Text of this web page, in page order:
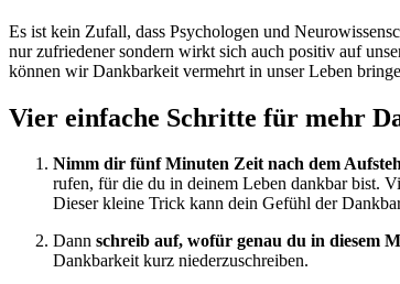
Es ist kein Zufall, dass Psychologen und
nur zufriedener sondern wirkt sich auch positiv auf
können wir Dankbarkeit vermehrt in unser Leben
Vier einfache Schritte für mehr
Nimm dir fünf Minuten Zeit nach dem
rufen, für die du in deinem Leben dankbar bist.
Dieser kleine Trick kann dein Gefühl der
Dann schreib auf, wofür genau du in diesem
Dankbarkeit kurz niederzuschreiben.